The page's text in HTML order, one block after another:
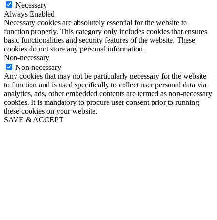
Necessary
Always Enabled
Necessary cookies are absolutely essential for the website to
function properly. This category only includes cookies that ensures
basic functionalities and security features of the website. These
cookies do not store any personal information.
Non-necessary
Non-necessary
Any cookies that may not be particularly necessary for the website
to function and is used specifically to collect user personal data via
analytics, ads, other embedded contents are termed as non-necessary
cookies. It is mandatory to procure user consent prior to running
these cookies on your website.
SAVE & ACCEPT